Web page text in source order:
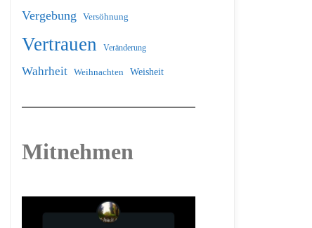
Vergebung Versöhnung
Vertrauen Veränderung
Wahrheit Weihnachten Weisheit
Mitnehmen